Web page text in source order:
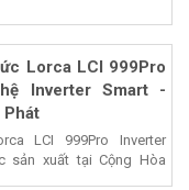
Lorca LCI 999Pro
Inverter Smart -
Phát
LCI 999Pro Inverter
sản xuất tại Cộng Hòa